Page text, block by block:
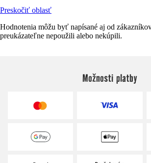
Preskočiť oblasť
Hodnotenia môžu byť napísané aj od
preukázateľne nepoužili alebo nekúpili.
Možnosti platby